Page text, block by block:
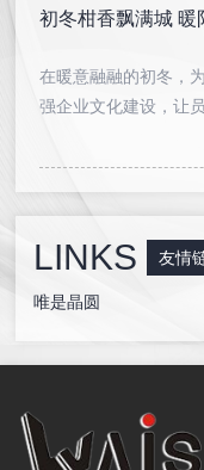
2月4日（周日）、2
在暖意融融的初冬，
强企业文化建设，让
的精神状态迎接新年
新会双水镇伍村采摘
城，暖阳舒心来团建”
LINKS 友情
唯是晶圆